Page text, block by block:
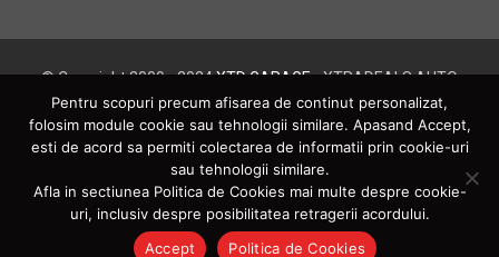
© Copyright 2009 - 2024XTD GARAGE- XTRADEALS AUTO
GROUP S.R.L.
XTRADEALS AUTO GROUP S.R.L. - Iasi | C.U.I.: 25060148 | Reg.
Com.: J22/265/2009 | Toate drepturile rezervate XTD GARAGE
pentru online BAFO Group Distribution | Pagina web XTD
GARAGE este intretinuta de catreBAFO
Pentru scopuri precum afisarea de continut personalizat,
folosim module cookie sau tehnologii similare. Apasand Accept,
esti de acord sa permiti colectarea de informatii prin cookie-uri
sau tehnologii similare.
Afla in sectiunea Politica de Cookies mai multe despre cookie-
uri, inclusiv despre posibilitatea retragerii acordului.
Accept
Politica de Cookies